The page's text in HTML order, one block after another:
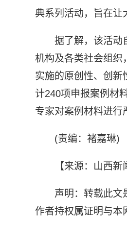
典系列活动，旨在让
据了解，该活动
机构及各类社会组织
实施的原创性、创新
计240项申报案例材
专家对案例材料进行
(责编：褚嘉琳)
【来源：山西新
声明：转载此文
作者持权属证明与本